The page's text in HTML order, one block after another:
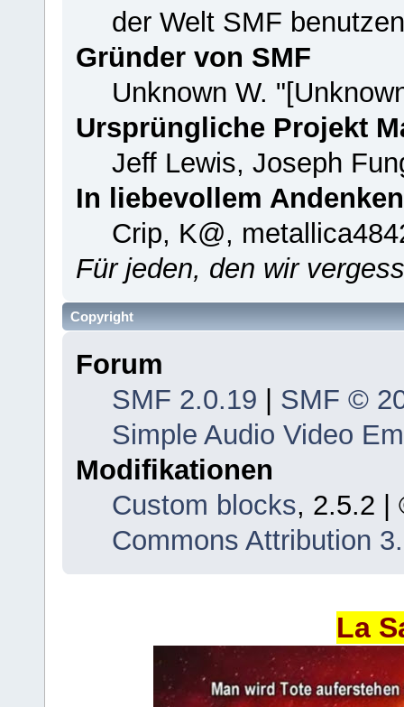
der Welt SMF
Gründer von SMF
Unknown W.
Ursprüngliche Projekt
Jeff Lewis, Joseph
In liebevollem
Crip, K@,
Für jeden, den wir
Copyright
Forum
SMF 2.0.19
SMF ©
Simple Audio Video
Modifikationen
Custom blocks, 2.5.2 |
Commons Attribution
La